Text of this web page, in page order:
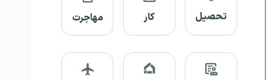
تحصیل کار مهاجرت